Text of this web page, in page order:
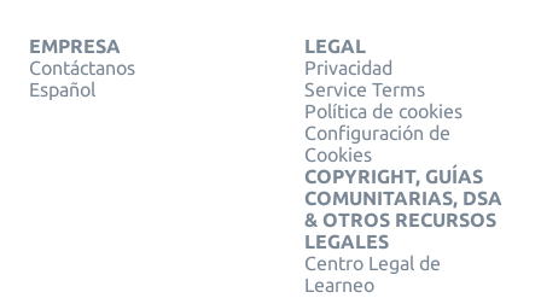
EMPRESA
Contáctanos
Español
LEGAL
Privacidad
Service Terms
Política de cookies
Configuración de
Cookies
COPYRIGHT, GUÍAS
COMUNITARIAS, DSA
& OTROS RECURSOS
LEGALES
Centro Legal de
Learneo